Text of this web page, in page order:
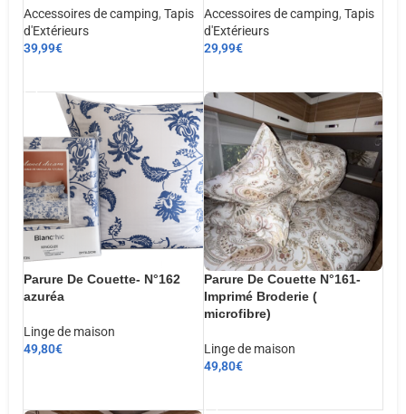
Accessoires de camping, Tapis
d'Extérieurs
39,99€
Accessoires de camping, Tapis
d'Extérieurs
29,99€
Parure De Couette- N°162
azuréa
Linge de maison
49,80€
Parure De Couette N°161-
Imprimé Broderie (
microfibre)
Linge de maison
49,80€